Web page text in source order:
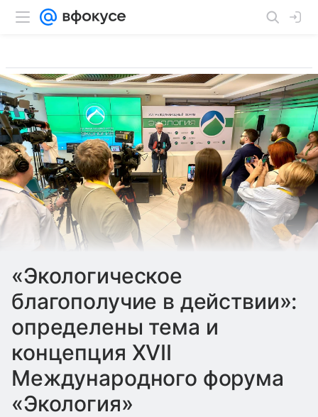
«Экологическое
благополучие в действии»:
определены тема и
концепция XVII
Международного форума
«Экология»